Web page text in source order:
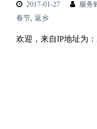
2017-01-27 服务
春节, 返乡
欢迎，来自IP地址为：